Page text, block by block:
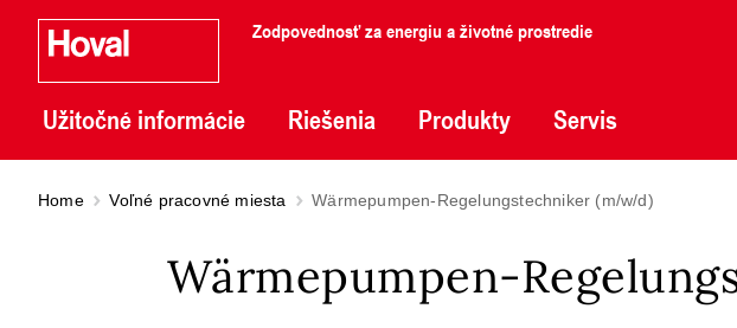
Zodpovednosť za energiu a životné prostredie
Užitočné informácie Riešenia Produkty Servis
Home Voľné pracovné miesta Wärmepumpen-Regelungstechniker (m/w/d)
Wärmepumpen-